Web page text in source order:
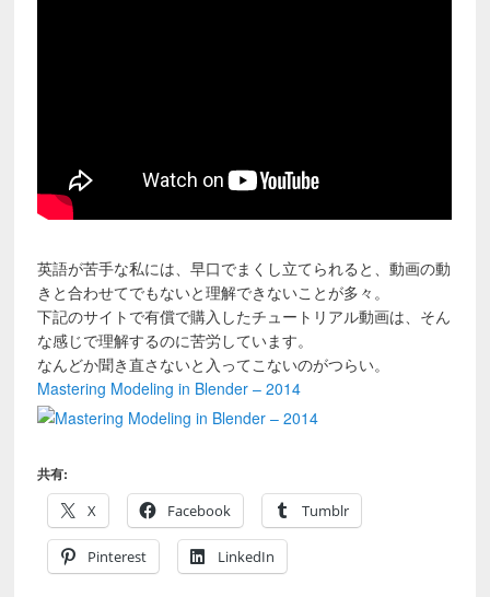
英語が苦手な私には、早口でまくし立てられると、動画の動
きと合わせてでもないと理解できないことが多々。
下記のサイトで有償で購入したチュートリアル動画は、そん
な感じで理解するのに苦労しています。
なんどか聞き直さないと入ってこないのがつらい。
Mastering Modeling in Blender – 2014
共有:
X
Facebook Tumblr
Pinterest LinkedIn